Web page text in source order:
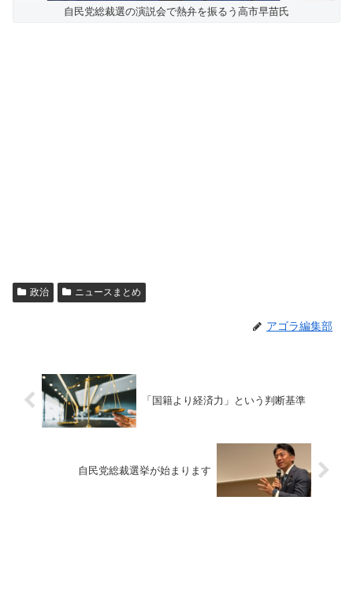
自民党総裁選の演説会で熱弁を振るう高市早苗氏
政治 ニュースまとめ
アゴラ編集部
「国籍より経済力」という判断基準
自民党総裁選挙が始まります